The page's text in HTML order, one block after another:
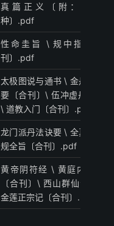
真篇正义〔附：玄宗七
种〕.pdf
性命圭旨 \ 规中指南〔合
刊〕.pdf
太极图说与通书 \ 金丹大成辑
要〔合刊〕\ 伍冲虚丹道全书
\ 道教入门〔合刊〕.pdf
龙门派丹法诀要 \ 全真法脉清
规全旨〔合刊〕.pdf
黄帝阴符经 \ 黄庭内外景经
〔合刊〕\ 西山群仙会真记 \
金莲正宗记〔合刊〕.pdf